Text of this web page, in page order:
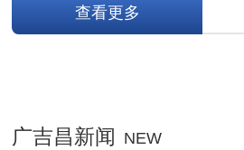
查看更多
广吉昌新闻 NEW